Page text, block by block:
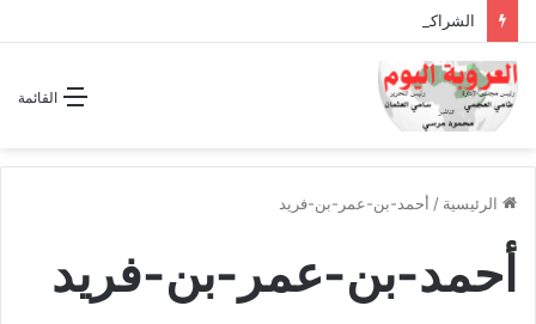
القائمة
الرئيسية / أحمد-بن-عمر-بن-فريد
أحمد-بن-عمر-بن-فريد